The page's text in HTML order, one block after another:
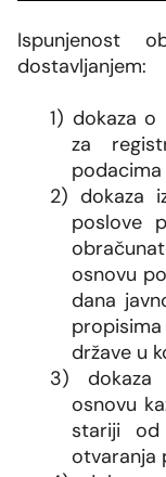
Ispunjenost
dostavljanjem:
1) dokaza o
za
2) dokaza
poslove
osnovu
dana
države u
3) dokaza
osnovu
stariji
otvaranja